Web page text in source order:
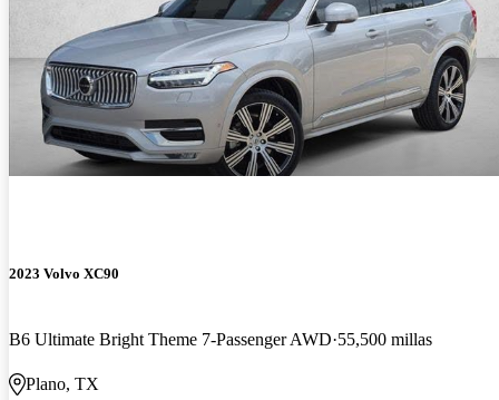
2023 Volvo XC90
B6 Ultimate Bright Theme 7-Passenger AWD 55,500 millas
Plano, TX